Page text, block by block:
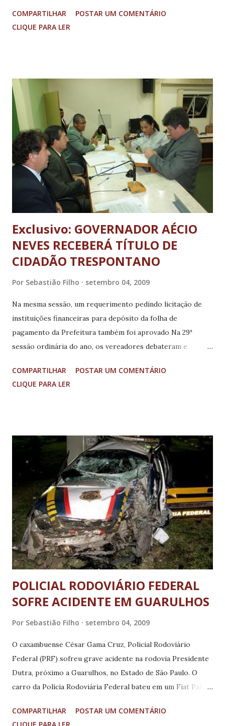
reabrir as portas entre os meses de outubro ou novembro.
A reforma se deve a exigências da Vigilância Sanitária do
Com o fechamento para reforma cerca de 20 funcionários
foram dispensados e,segundo informações,a empresa
deverá contratar novos colaboradores.
COMPARTILHAR
POSTAR UM COMENTÁRIO
CLIQUE PARA LER
Exclusivo: GOVERNADOR AÉCIO
NEVES RECEBERÁ TÍTULO DE
CIDADÃO TRESPONTANO
Por Sebastião Filho setembro 04, 2009
Na mesma sessão, um requerimento pedindo licitação de
instituições financeiras para depósito da folha de
pagamento da Prefeitura também foi aprovado Na 29ª
sessão ordinária do ano, os vereadores debateram e
os parlamentares presentes, a reunião da semana
transcorreu de forma tranqüila na segunda-feira. No
crédito especial cujos recursos, no valor de R$150.000,00,
provenientes de anulação de dotações orçamentárias
específicas da Secretaria Municipal de Cultura, Lazer e
Turismo, destinam-se à concessão de subvenção à
Associação Cultural de Três Pontas e Adjacências para
realização do Festival Música do Mundo. Na sequência, os
vereadores aprovaram um requerimento de autoria do
presidente da Mesa, José Henrique Portugal, no qual
requer que seja estudada a possibilidade do Exec...
COMPARTILHAR
POSTAR UM COMENTÁRIO
CLIQUE PARA LER
POLICIAL RODOVIÁRIO FEDERAL
SOFRE ACIDENTE EM GUARULHOS
Por Sebastião Filho setembro 04, 2009
O caxambuense César Gama Cruz, Policial Rodoviário
Federal (PRF) sofreu grave acidente na rodovia Presidente
Dutra, próximo a Guarulhos, no Estado de São Paulo. O
carro da Polícia Rodoviária Federal bateu em um Fiat Palio
O acidente ocorreu na altura do km 229 da rodovia
COMPARTILHAR
POSTAR UM COMENTÁRIO